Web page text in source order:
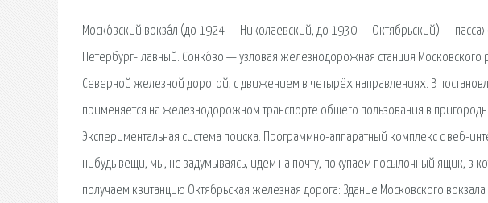
Моско́вский вокза́л (до 1924 — Николаевский, до 1930 — Октябрьский) —
Петербург-Главный. Сонко́во — узловая железнодорожная станция
Северной железной дорогой, с движением в четырёх направлениях. В
применяется на железнодорожном транспорте общего пользования в
Экспериментальная система поиска. Программно-аппаратный комплекс с веб-
нибудь вещи, мы, не задумываясь, идем на почту, покупаем посылочный ящик, в
получаем квитанцию Октябрьская железная дорога: Здание Московского